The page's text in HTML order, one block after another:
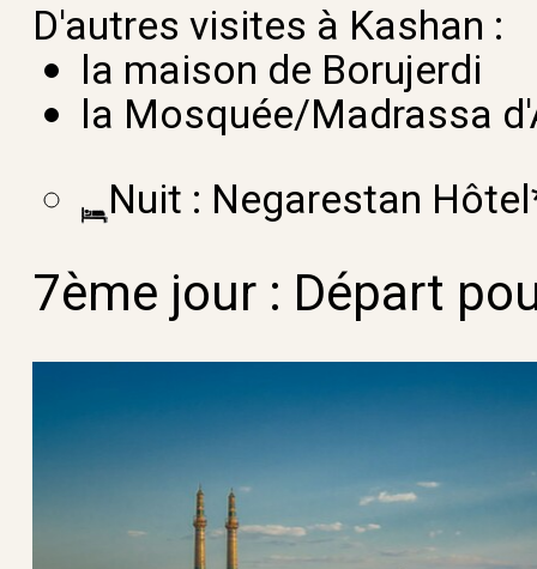
D'autres visites à Kashan :
la maison de Borujerdi
la Mosquée/Madrassa
Nuit : Negarestan
7ème jour : Départ